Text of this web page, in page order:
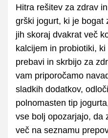
Hitra rešitev za zdrav
grški jogurt, ki je bogat
jih skoraj dvakrat več
kalcijem in probiotiki,
prebavi in skrbijo za
vam priporočamo
sladkih dodatkov,
polnomasten tip
vse bolj opozarjajo, da
več na seznamu